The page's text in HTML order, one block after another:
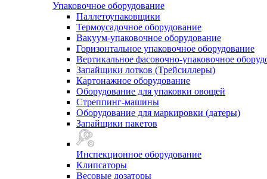
Упаковочное оборудование
Паллетоупаковщики
Термоусадочное оборудование
Вакуум-упаковочное оборудование
Горизонтальное упаковочное оборудование
Вертикальное фасовочно-упаковочное
Запайщики лотков (Трейсиллеры)
Картонажное оборудование
Оборудование для упаковки овощей
Стреппинг-машины
Оборудование для маркировки (датеры)
Запайщики пакетов
Инспекционное оборудование
Клипсаторы
Весовые дозаторы